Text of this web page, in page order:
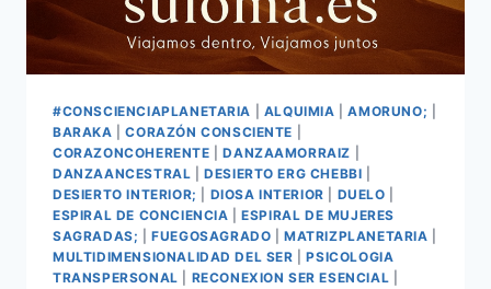
#CONSCIENCIAPLANETARIA ALQUIMIA |AMORUNO;
BARAKA |CORAZÓN CONSCIENTE
CORAZONCOHERENTE |DANZAAMORRAIZ
DANZAANCESTRAL |DESIERTO ERG CHEBBI
DESIERTO INTERIOR;
DIOSA INTERIOR DUELO
ESPIRAL DE CONCIENCIA |ESPIRAL DE MUJERES
SAGRADAS; |FUEGOSAGRADO |MATRIZPLANETARIA
MULTIDIMENSIONALIDAD DEL SER |PSICOLOGIA
TRANSPERSONAL
RECONEXION SER ESENCIAL